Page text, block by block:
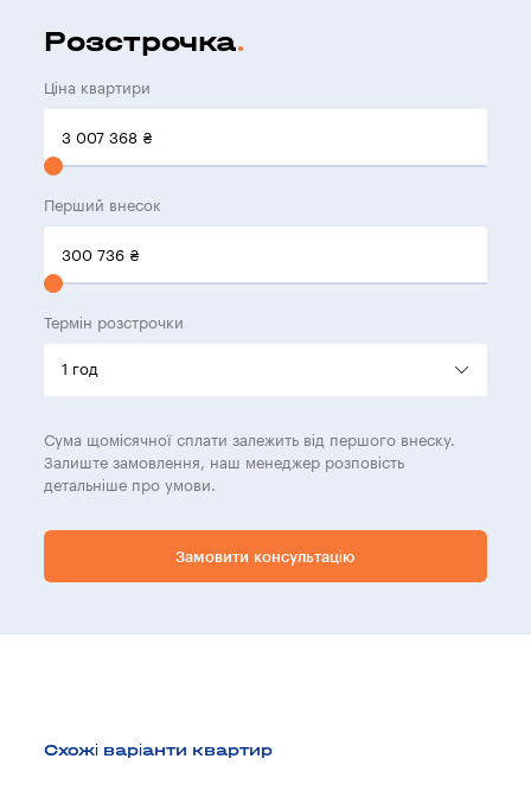
Розстрочка
Ціна квартири
3 007 368 ₴
Перший внесок
300 736 ₴
Термін розстрочки
Сума щомісячної сплати залежить від першого внеску.
Залиште замовлення, наш менеджер розповість
детальніше про умови.
Замовити консультацію
Схожі варіанти квартир